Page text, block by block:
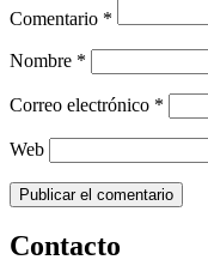
Comentario *
Nombre *
Correo electrónico *
Web
Contacto